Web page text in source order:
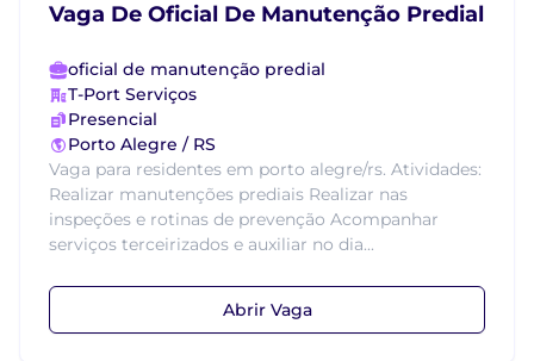
Vaga De Oficial De Manutenção Predial
oficial de manutenção predial
T-Port Serviços
Presencial
Porto Alegre / RS
Vaga para residentes em porto alegre/rs. Atividades:
Realizar manutenções prediais Realizar nas
inspeções e rotinas de prevenção Acompanhar
serviços terceirizados e auxiliar no dia...
Abrir Vaga